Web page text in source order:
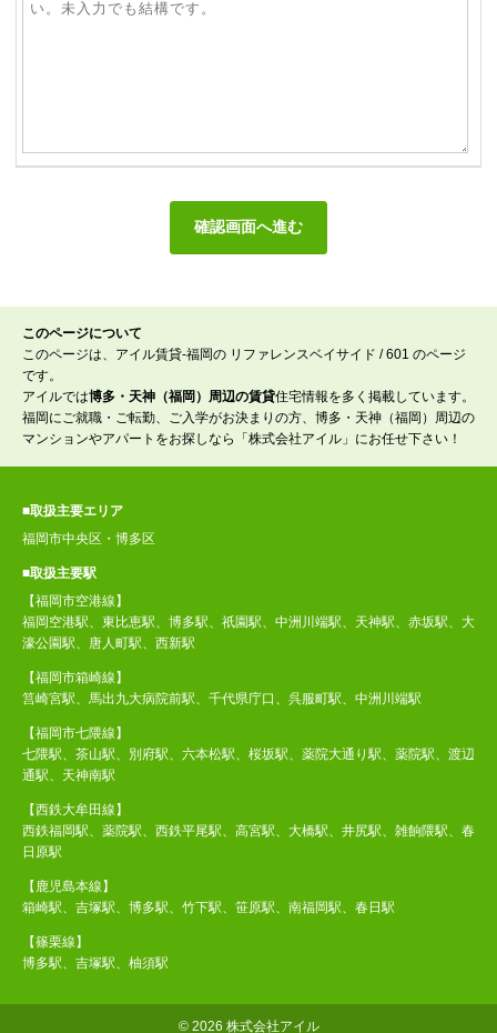
このページについて
このページは、アイル賃貸-福岡の リファレンスベイサイド / 601 のページ
です。
アイルでは博多・天神（福岡）周辺の賃貸住宅情報を多く掲載しています。
福岡にご就職・ご転勤、ご入学がお決まりの方、博多・天神（福岡）周辺の
マンションやアパートをお探しなら「株式会社アイル」にお任せ下さい！
■取扱主要エリア
福岡市中央区・博多区
■取扱主要駅
【福岡市空港線】
福岡空港駅、東比恵駅、博多駅、祇園駅、中洲川端駅、天神駅、赤坂駅、大
濠公園駅、唐人町駅、西新駅
【福岡市箱崎線】
筥崎宮駅、馬出九大病院前駅、千代県庁口、呉服町駅、中洲川端駅
【福岡市七隈線】
七隈駅、茶山駅、別府駅、六本松駅、桜坂駅、薬院大通り駅、薬院駅、渡辺
通駅、天神南駅
【西鉄大牟田線】
西鉄福岡駅、薬院駅、西鉄平尾駅、高宮駅、大橋駅、井尻駅、雑餉隈駅、春
日原駅
【鹿児島本線】
箱崎駅、吉塚駅、博多駅、竹下駅、笹原駅、南福岡駅、春日駅
【篠栗線】
博多駅、吉塚駅、柚須駅
© 2026 株式会社アイル